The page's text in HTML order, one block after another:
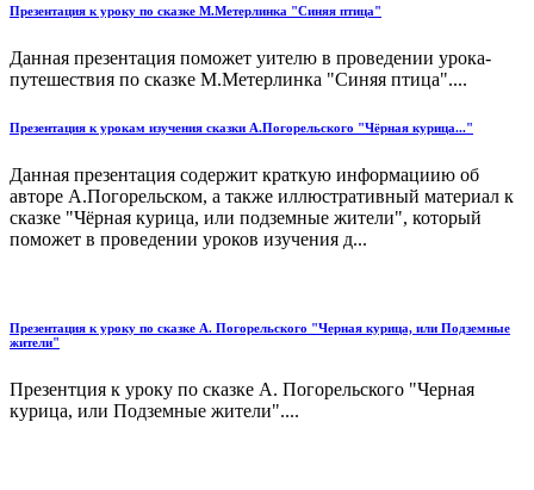
Презентация к уроку по сказке М.Метерлинка "Синяя птица"
Данная презентация поможет уителю в проведении урока-
путешествия по сказке М.Метерлинка "Синяя птица"....
Презентация к урокам изучения сказки А.Погорельского "Чёрная курица..."
Данная презентация содержит краткую информациию об
авторе А.Погорельском, а также иллюстративный материал к
сказке "Чёрная курица, или подземные жители", который
поможет в проведении уроков изучения д...
Презентация к уроку по сказке А. Погорельского "Черная курица, или Подземные
жители"
Презентция к уроку по сказке А. Погорельского "Черная
курица, или Подземные жители"....